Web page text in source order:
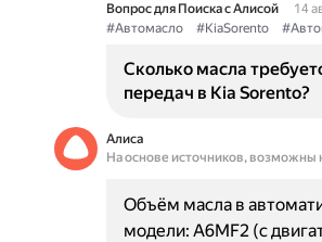
Вопрос для Поиска с Алисой
14
#Автомасло
#KiaSorento
Сколько масла
передач в Kia Sorento?
Алиса
На основе источников, возможны
Объём масла в
модели: A6MF2 (с